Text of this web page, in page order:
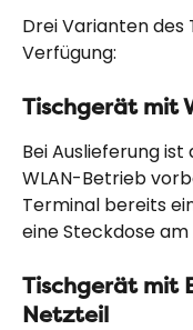
Drei Varianten
Verfügung:
Tischgerät mit
Bei Auslieferung
WLAN-Betrieb
Terminal bereits
eine Steckdose
Tischgerät mit
Netzteil